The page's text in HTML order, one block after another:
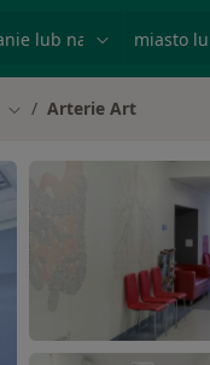
Zmień miasto
Arterie Art